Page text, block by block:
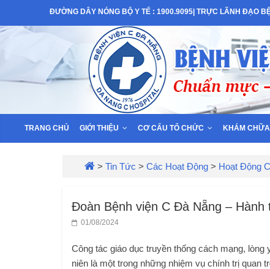
ĐƯỜNG DÂY NÓNG BỘ Y TẾ : 1900.9095| TRỰC LÃNH ĐẠO
Bệnh
Viện
–
TP
Đà
Nẵng
TRANG CHỦ GIỚI THIỆU CƠ CẤU TỔ CHỨC KHÁM
> Tin Tức > Các Hoạt Động > Hoạt Động
Đoàn Bệnh viện C Đà Nẵng – Hành
01/08/2024
Công tác giáo dục truyền thống cách mạng,
niên là một trong những nhiệm vụ chính trị quan